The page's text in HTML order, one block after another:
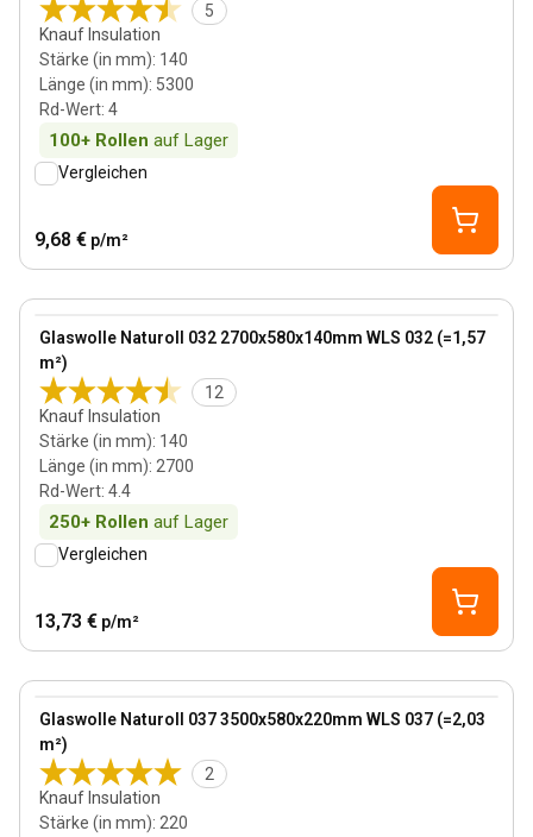
5
Knauf Insulation
Stärke (in mm): 140
Länge (in mm): 5300
Rd-Wert: 4
100+ Rollen auf Lager
Vergleichen
9,68 € p/m²
Glaswolle Naturoll 032 2700x580x140mm WLS 032 (=1,57
m²)
12
Knauf Insulation
Stärke (in mm): 140
Länge (in mm): 2700
Rd-Wert: 4.4
250+ Rollen auf Lager
View product
Vergleichen
13,73 € p/m²
Glaswolle Naturoll 037 3500x580x220mm WLS 037 (=2,03
m²)
2
Knauf Insulation
Stärke (in mm): 220
View product